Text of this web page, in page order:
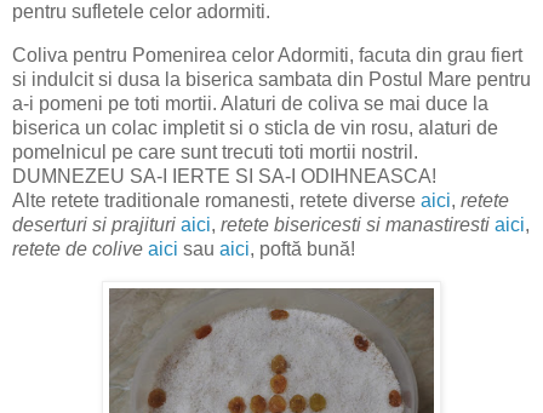
pentru sufletele celor adormiti.
Coliva pentru Pomenirea celor Adormiti, facuta din grau fiert
si indulcit si dusa la biserica sambata din Postul Mare pentru
a-i pomeni pe toti mortii. Alaturi de coliva se mai duce la
biserica un colac impletit si o sticla de vin rosu, alaturi de
pomelnicul pe care sunt trecuti toti mortii nostril.
DUMNEZEU SA-I IERTE SI SA-I ODIHNEASCA!
Alte retete traditionale romanesti, retete diverse aici, retete
deserturi si prajituri aici, retete bisericesti si manastiresti aici,
retete de colive aici sau aici, poftă bună!